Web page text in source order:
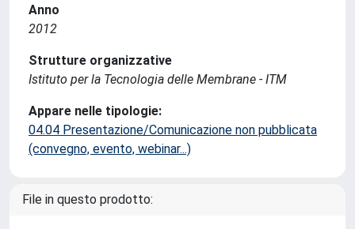
Anno
2012
Strutture organizzative
Istituto per la Tecnologia delle Membrane - ITM
Appare nelle tipologie:
04.04 Presentazione/Comunicazione non pubblicata
(convegno, evento, webinar...)
File in questo prodotto: